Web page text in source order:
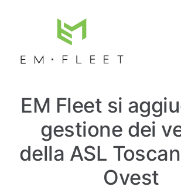
Full
EM Fleet si
gestione dei
della ASL
Ovest